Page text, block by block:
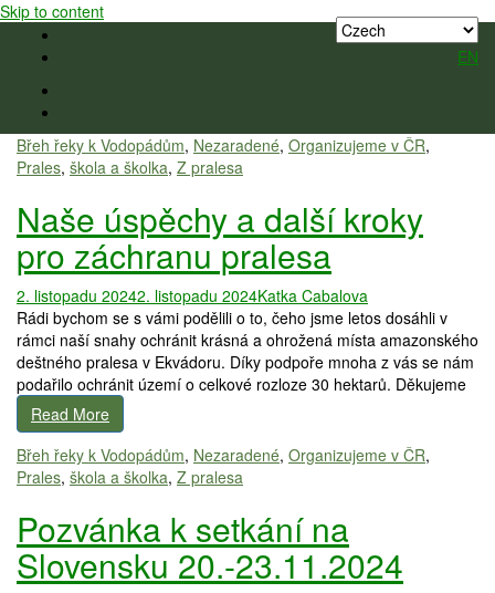
Skip to content
CZ
EN
Břeh řeky k Vodopádům, Nezaradené, Organizujeme v ČR,
Prales, škola a školka, Z pralesa
Naše úspěchy a další kroky
pro záchranu pralesa
2. listopadu 20242. listopadu 2024Katka Cabalova
Rádi bychom se s vámi podělili o to, čeho jsme letos dosáhli v
rámci naší snahy ochránit krásná a ohrožená místa amazonského
deštného pralesa v Ekvádoru. Díky podpoře mnoha z vás se nám
podařilo ochránit území o celkové rozloze 30 hektarů. Děkujeme
Read More
Břeh řeky k Vodopádům, Nezaradené, Organizujeme v ČR,
Prales, škola a školka, Z pralesa
Pozvánka k setkání na
Slovensku 20.-23.11.2024